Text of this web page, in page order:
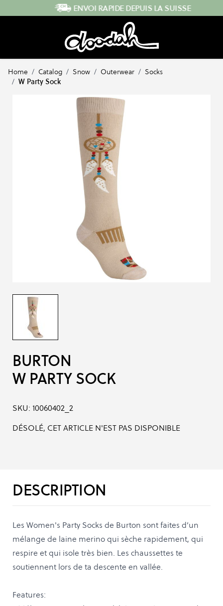
Skip to Content ENVOI RAPIDE DEPUIS LA SUISSE
Home / Catalog / Snow / Outerwear / Socks
/ W Party Sock
BURTON
W PARTY SOCK
SKU: 10060402_2
DÉSOLÉ, CET ARTICLE N'EST PAS DISPONIBLE
DESCRIPTION
Les Women's Party Socks de Burton sont faites d’un
mélange de laine merino qui sèche rapidement, qui
respire et qui isole très bien. Les chaussettes te
soutiennent lors de ta descente en vallée.
Features: